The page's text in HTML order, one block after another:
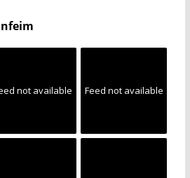
not available Feed not available